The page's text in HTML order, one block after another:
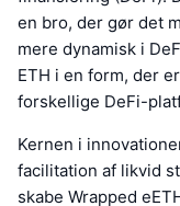
en bro, der gør det
mere dynamisk i
ETH i en form, der
forskellige DeFi-
Kernen i
facilitation af likvid
skabe Wrapped